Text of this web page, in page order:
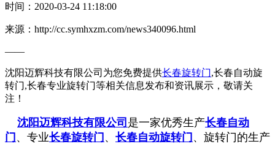
时间：2020-03-24 11:18:00
来源：http://cc.symhxzm.com/news340096.html
——
沈阳迈辉科技有限公司为您免费提供长春旋转门,长春自动旋
转门,长春专业旋转门等相关信息发布和资讯展示，敬请关
注！
沈阳迈辉科技有限公司 是一家优秀生产长春自动
门 、专业长春旋转门 、 长春自动旋转门 、旋转门的生产